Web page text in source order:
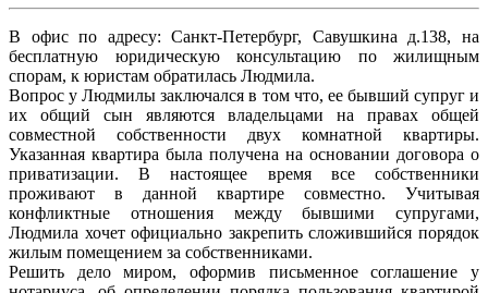
В офис по адресу: Санкт-Петербург, Савушкина д.138, на
бесплатную юридическую консультацию по жилищным
спорам, к юристам обратилась Людмила.
Вопрос у Людмилы заключался в том что, ее бывший супруг и
их общий сын являются владельцами на правах общей
совместной собственности двух комнатной квартиры.
Указанная квартира была получена на основании договора о
приватизации. В настоящее время все собственники
проживают в данной квартире совместно. Учитывая
конфликтные отношения между бывшими супругами,
Людмила хочет официально закрепить сложившийся порядок
жилым помещением за собственниками.
Решить дело миром, оформив письменное соглашение у